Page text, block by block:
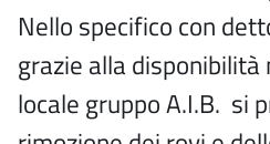
Nello specifico con
grazie alla
locale gruppo A.I.B. si